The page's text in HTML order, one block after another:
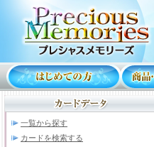
一覧から探す
カードを検索する